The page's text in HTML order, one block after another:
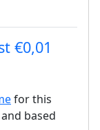
€0,01
for this
based